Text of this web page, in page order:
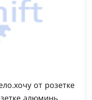
от розетке